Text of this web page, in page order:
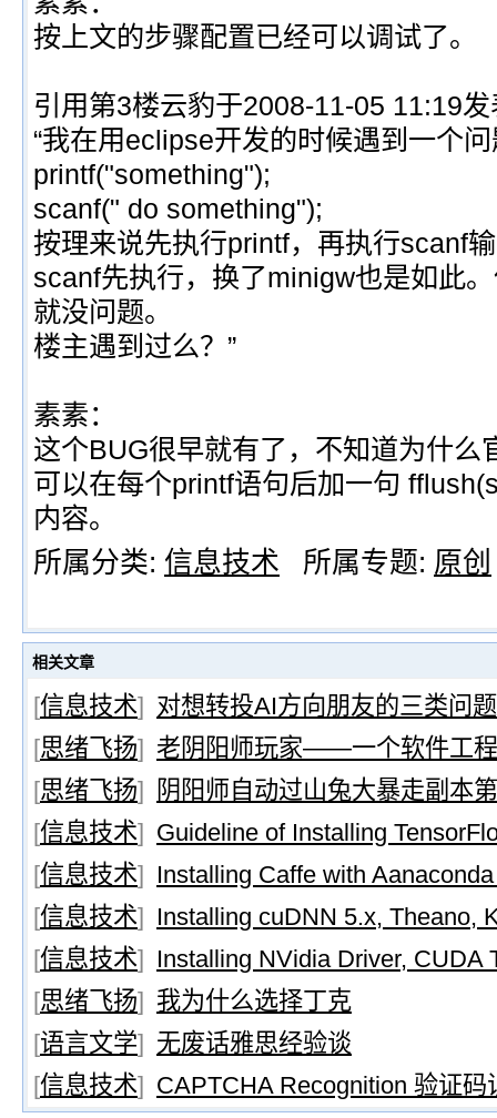
按上文的步骤配置已经可以调试了。
引用第3楼云豹于2008-11-05 11:19
“我在用eclipse开发的时候遇到一个
printf("something");
scanf(" do something");
按理来说先执行printf，再执行scanf
scanf先执行，换了minigw也是如此
就没问题。
楼主遇到过么？”
素素：
这个BUG很早就有了，不知道为什么
可以在每个printf语句后加一句
内容。
所属分类: 信息技术 所属专题: 原创
相关文章
[信息技术] 对想转投AI方向朋友的三类问题
[思绪飞扬] 老阴阳师玩家——一个软件工
[思绪飞扬]
阴阳师自动过山兔大暴走副
[信息技术] Guideline of Installing
[信息技术] Installing Caffe with
[信息技术] Installing cuDNN 5.x, Theano,
[信息技术] Installing NVidia Driver, CUDA
[思绪飞扬] 我为什么选择丁克
[语言文学] 无废话雅思经验谈
[信息技术] CAPTCHA Recognition 验证码